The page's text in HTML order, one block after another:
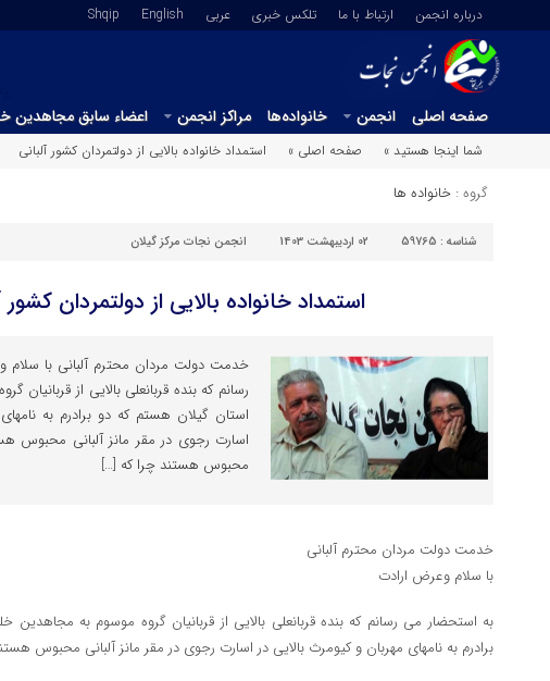
درباره انجمن ارتباط با ما تلکس خبری عربي English
Shqip
صفحه اصلی انجمن خانواده‌ها مراکز انجمن اعضاء سابق مجاهدین
شما اینجا هستید »
صفحه اصلی » استمداد خانواده بالایی از دولتمردان کشور آلبانی
گروه : خانواده ها
شناسه : 59765 02 اردیبهشت 1403 انجمن نجات مرکز گیلان
استمداد خانواده بالایی از دولتمردان کشور
خدمت دولت مردان محترم آلبانی با
رسانم که بنده قربانعلی بالایی از
استان گیلان هستم که دو برادرم به
اسارت رجوی در مقر مانز آلبانی محبوس
محبوس هستند چرا که […]
خدمت دولت مردان محترم آلبانی
با سلام وعرض ارادت
به استحضار می رسانم که بنده قربانعلی بالایی از قربانیان گروه موسوم به
برادرم به نامهای مهربان و کیومرث بالایی در اسارت رجوی در مقر مانز آلبانی محبوس